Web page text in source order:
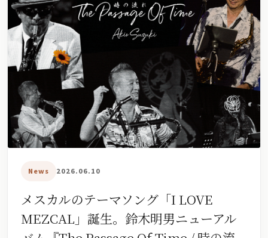
News 2026.06.10
メスカルのテーマソング「I LOVE
MEZCAL」誕生。鈴木明男ニューアル